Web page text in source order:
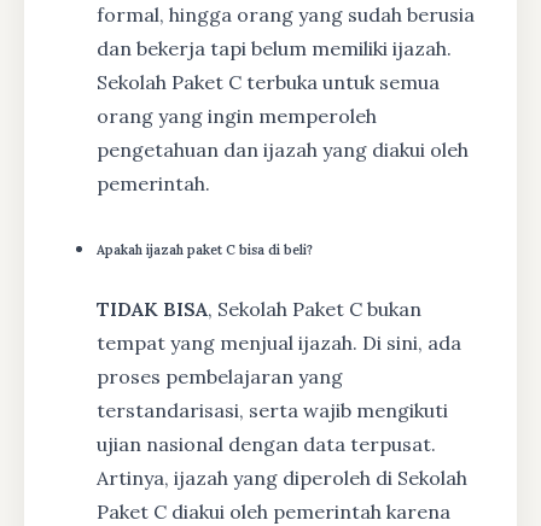
formal, hingga orang yang sudah berusia
dan bekerja tapi belum memiliki ijazah.
Sekolah Paket C terbuka untuk semua
orang yang ingin memperoleh
pengetahuan dan ijazah yang diakui oleh
pemerintah.
Apakah ijazah paket C bisa di beli?
TIDAK BISA, Sekolah Paket C bukan
tempat yang menjual ijazah. Di sini, ada
proses pembelajaran yang
terstandarisasi, serta wajib mengikuti
ujian nasional dengan data terpusat.
Artinya, ijazah yang diperoleh di Sekolah
Paket C diakui oleh pemerintah karena